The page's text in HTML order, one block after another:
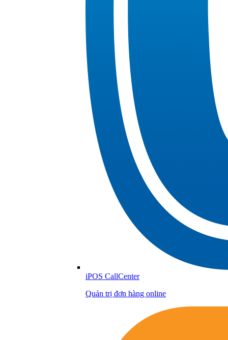
iPOS CallCenter
Quản trị đơn hàng online